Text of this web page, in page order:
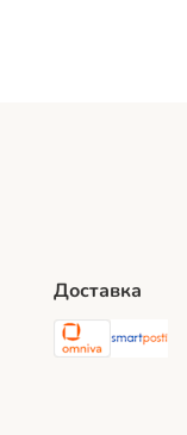
Method
Payment Method
Доставка
Omniva